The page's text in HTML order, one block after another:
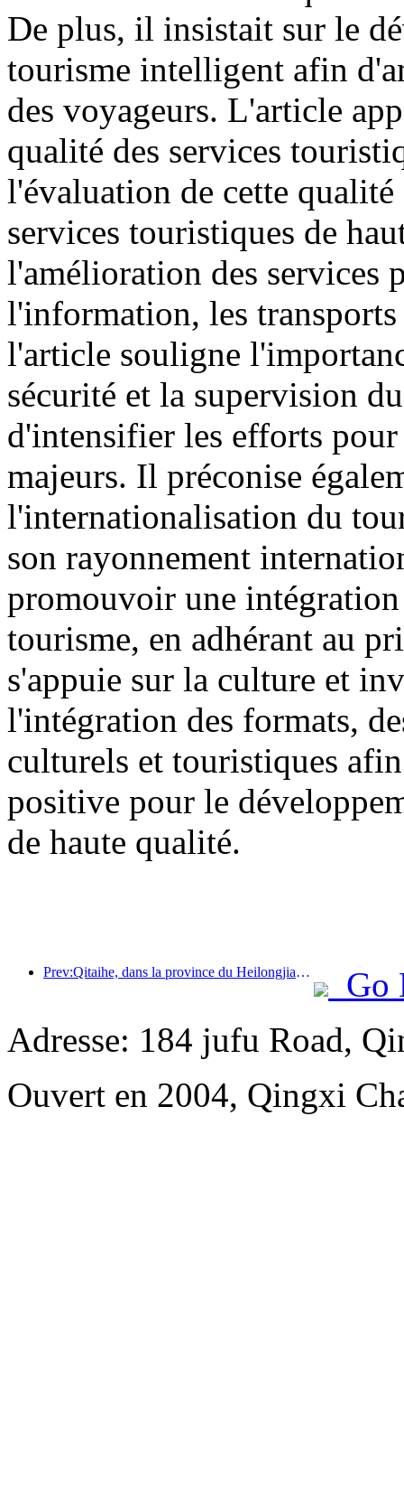
De plus, il insistait sur le
tourisme intelligent afin
des voyageurs. L'article
qualité des services
l'évaluation de cette qualité
services touristiques de
l'amélioration des services
l'information, les
l'article souligne
sécurité et la supervision
d'intensifier les efforts
majeurs. Il préconise
l'internationalisation du
son rayonnement
promouvoir une
tourisme, en adhérant au
s'appuie sur la culture et
l'intégration des formats,
culturels et touristiques
positive pour le
de haute qualité.
Prev:Qitaihe, dans la province du Heilongjiang, a promulgué la première réglementation nationale sur l'industrie de la glace et de la neige, encourageant l'intégration de l'IA et des sports de glace et de neige.
Go
Adresse: 184 jufu Road,
Ouvert en 2004, Qingxi